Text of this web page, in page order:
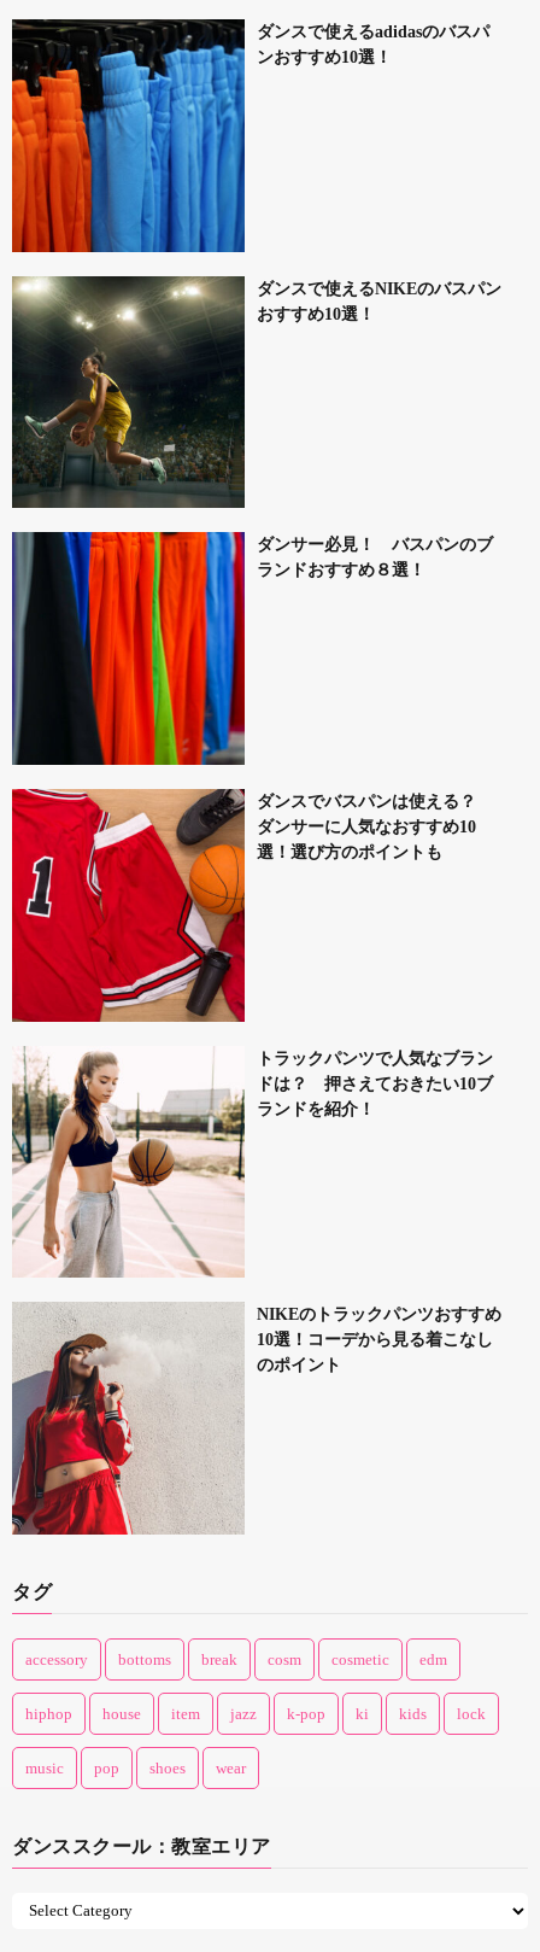
ダンスで使えるadidasのバスパ
ンおすすめ10選！
ダンスで使えるNIKEのバスパン
おすすめ10選！
ダンサー必見！ バスパンのブ
ランドおすすめ８選！
ダンスでバスパンは使える？
ダンサーに人気なおすすめ10
選！選び方のポイントも
トラックパンツで人気なブラン
ドは？ 押さえておきたい10ブ
ランドを紹介！
NIKEのトラックパンツおすすめ
10選！コーデから見る着こなし
のポイント
タグ
accessory bottoms break cosm cosmetic edm
hiphop house item jazz k-pop ki kids lock
music pop shoes wear
ダンススクール：教室エリア